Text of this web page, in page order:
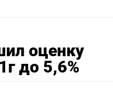
оценку
до 5,6%